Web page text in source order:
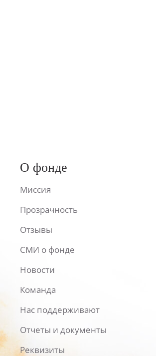
О фонде
Миссия
Прозрачность
Отзывы
СМИ о фонде
Новости
Команда
Нас поддерживают
Отчеты и документы
Реквизиты